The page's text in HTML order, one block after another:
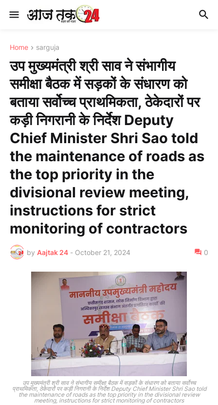
Home sarguja
उप मुख्यमंत्री श्री साव ने संभागीय
समीक्षा बैठक में सड़कों के संधारण को
बताया सर्वोच्च प्राथमिकता, ठेकेदारों पर
कड़ी निगरानी के निर्देश Deputy
Chief Minister Shri Sao told
the maintenance of roads as
the top priority in the
divisional review meeting,
instructions for strict
monitoring of contractors
by Aajtak 24 - October 21, 2024 0
उप मुख्यमंत्री श्री साव ने संभागीय समीक्षा बैठक में सड़कों के संधारण को बताया सर्वोच्च
प्राथमिकता, ठेकेदारों पर कड़ी निगरानी के निर्देश Deputy Chief Minister Shri Sao told
the maintenance of roads as the top priority in the divisional review
meeting, instructions for strict monitoring of contractors